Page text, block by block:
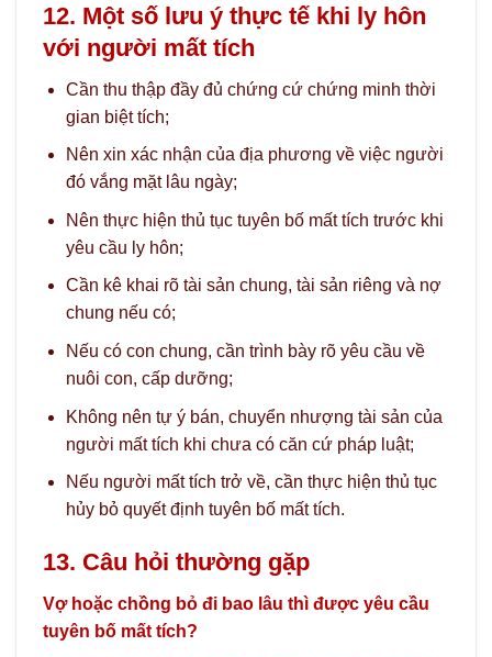
12. Một số lưu ý thực tế khi ly hôn
với người mất tích
Cần thu thập đầy đủ chứng cứ chứng minh thời
gian biệt tích;
Nên xin xác nhận của địa phương về việc người
đó vắng mặt lâu ngày;
Nên thực hiện thủ tục tuyên bố mất tích trước khi
yêu cầu ly hôn;
Cần kê khai rõ tài sản chung, tài sản riêng và nợ
chung nếu có;
Nếu có con chung, cần trình bày rõ yêu cầu về
nuôi con, cấp dưỡng;
Không nên tự ý bán, chuyển nhượng tài sản của
người mất tích khi chưa có căn cứ pháp luật;
Nếu người mất tích trở về, cần thực hiện thủ tục
hủy bỏ quyết định tuyên bố mất tích.
13. Câu hỏi thường gặp
Vợ hoặc chồng bỏ đi bao lâu thì được yêu cầu
tuyên bố mất tích?